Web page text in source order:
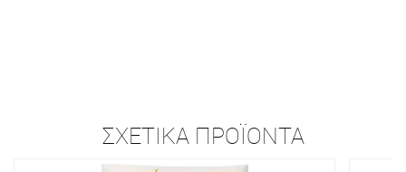
ΣΧΕΤΙΚΆ ΠΡΟΪΌΝΤΑ